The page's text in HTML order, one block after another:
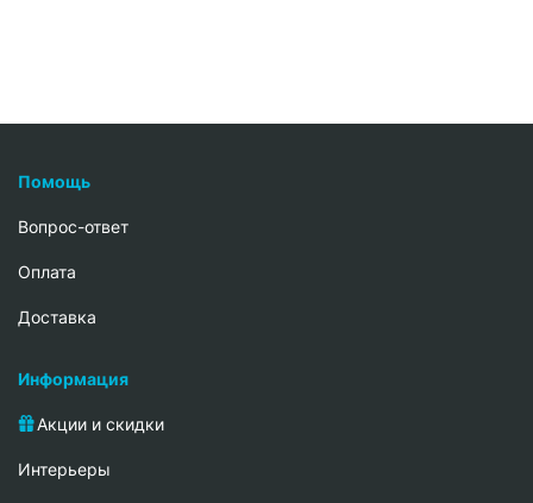
Помощь
Вопрос-ответ
Oплата
Доставка
Информация
Акции и скидки
Интерьеры